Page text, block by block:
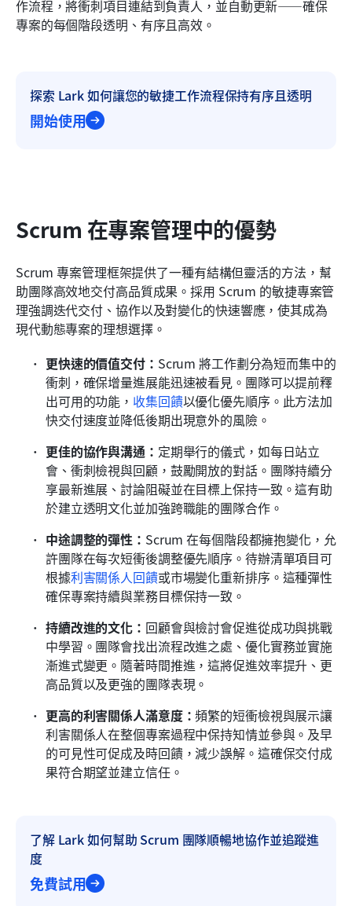
作流程，將衝刺項目連結到負責人，並自動更新——確保
專案的每個階段透明、有序且高效。
探索 Lark 如何讓您的敏捷工作流程保持有序且透明
開始使用
Scrum 在專案管理中的優勢
Scrum 專案管理框架提供了一種有結構但靈活的方法，幫
助團隊高效地交付高品質成果。採用 Scrum 的敏捷專案管
理強調迭代交付、協作以及對變化的快速響應，使其成為
現代動態專案的理想選擇。
更快速的價值交付： Scrum 將工作劃分為短而集中的
衝刺，確保增量進展能迅速被看見。團隊可以提前釋
出可用的功能， 收集回饋以優化優先順序。此方法加
快交付速度並降低後期出現意外的風險。
更佳的協作與溝通： 定期舉行的儀式，如每日站立
會、衝刺檢視與回顧，鼓勵開放的對話。團隊持續分
享最新進展、討論阻礙並在目標上保持一致。這有助
於建立透明文化並加強跨職能的團隊合作。
中途調整的彈性： Scrum 在每個階段都擁抱變化，允
許團隊在每次短衝後調整優先順序。待辦清單項目可
根據利害關係人回饋或市場變化重新排序。這種彈性
確保專案持續與業務目標保持一致。
持續改進的文化： 回顧會與檢討會促進從成功與挑戰
中學習。團隊會找出流程改進之處、優化實務並實施
漸進式變更。隨著時間推進，這將促進效率提升、更
高品質以及更強的團隊表現。
更高的利害關係人滿意度：頻繁的短衝檢視與展示讓
利害關係人在整個專案過程中保持知情並參與。及早
的可見性可促成及時回饋，減少誤解。這確保交付成
果符合期望並建立信任。
了解 Lark 如何幫助 Scrum 團隊順暢地協作並追蹤進
度
免費試用